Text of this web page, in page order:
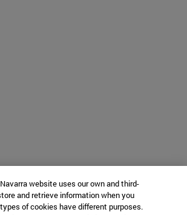
website uses our own and third-
and retrieve information when you
of cookies have different purposes.